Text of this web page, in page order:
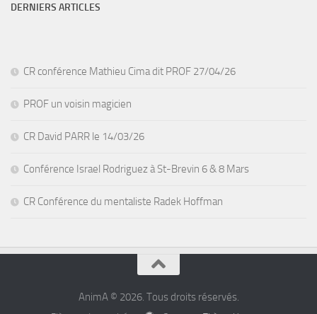
DERNIERS ARTICLES
CR conférence Mathieu Cima dit PROF 27/04/26
PROF un voisin magicien
CR David PARR le 14/03/26
Conférence Israel Rodriguez à St-Brevin 6 & 8 Mars
CR Conférence du mentaliste Radek Hoffman
AnimA © 2026. Tous droits réservés.